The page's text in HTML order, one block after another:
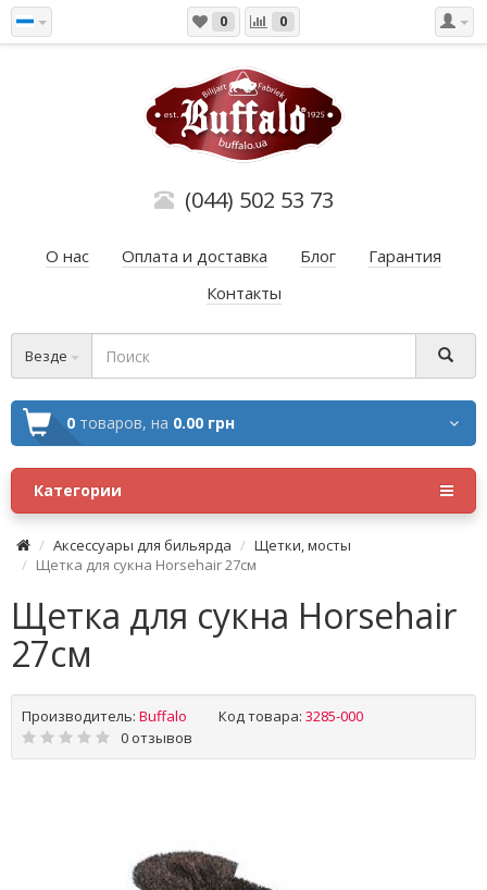
0 0
(044) 502 53 73
О нас Оплата и доставка Блог
Гарантия
Контакты
Везде
0 товаров, на 0.00 грн
Категории
Аксессуары для бильярда
Щетки, мосты
Щетка для сукна Horsehair 27см
Щетка для сукна Horsehair
27см
Производитель: Buffalo Код товара: 3285-000
0 отзывов